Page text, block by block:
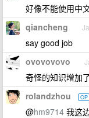
好像不能使用中
qiancheng
say good job
ovovovovo
奇怪的知识增加
rolandzhou OP
@hm9714 我这